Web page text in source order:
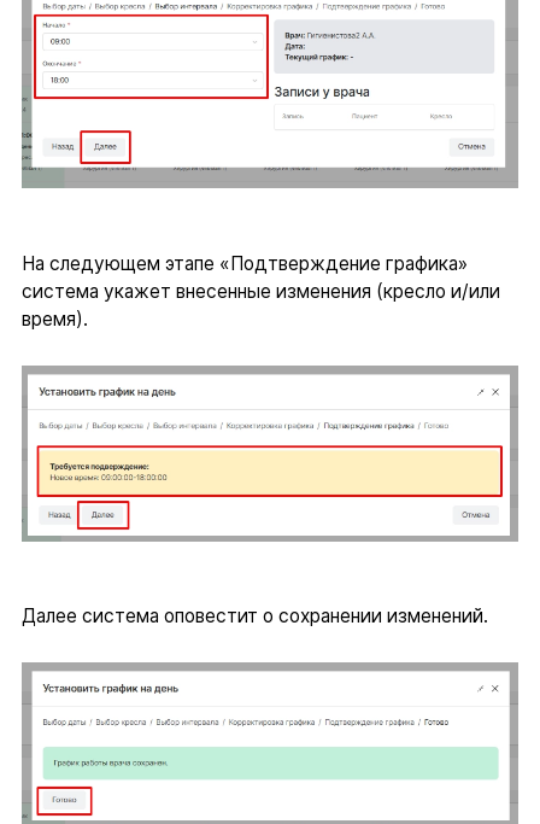
На следующем этапе «Подтверждение графика»
система укажет внесенные изменения (кресло и/или
время).
Далее система оповестит о сохранении изменений.